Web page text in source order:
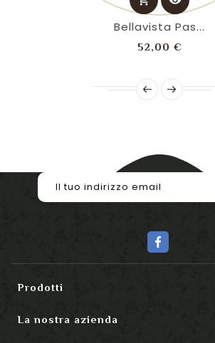
Bellavista Pas...
52,00 €Prezzo
Prodotti
La nostra azienda